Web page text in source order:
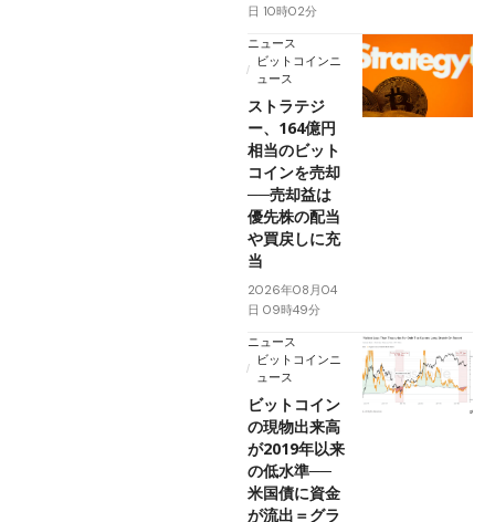
日 10時02分
ニュース
ビットコインニ
ュース
ストラテジ
ー、164億円
相当のビット
コインを売却
──売却益は
優先株の配当
や買戻しに充
当
2026年08月04
日 09時49分
ニュース
ビットコインニ
ュース
ビットコイン
の現物出来高
が2019年以来
の低水準──
米国債に資金
が流出＝グラ